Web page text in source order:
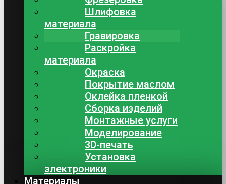
Шлифовка
материала
Гравировка
Раскройка
материала
Окраска
Покрытие маслом
Оклейка пленкой
Сборка изделий
Монтажные услуги
Моделирование
3D-печать
Установка
электроники
Материалы